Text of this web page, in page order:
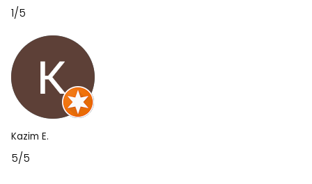
1/5
Kazim E.
5/5